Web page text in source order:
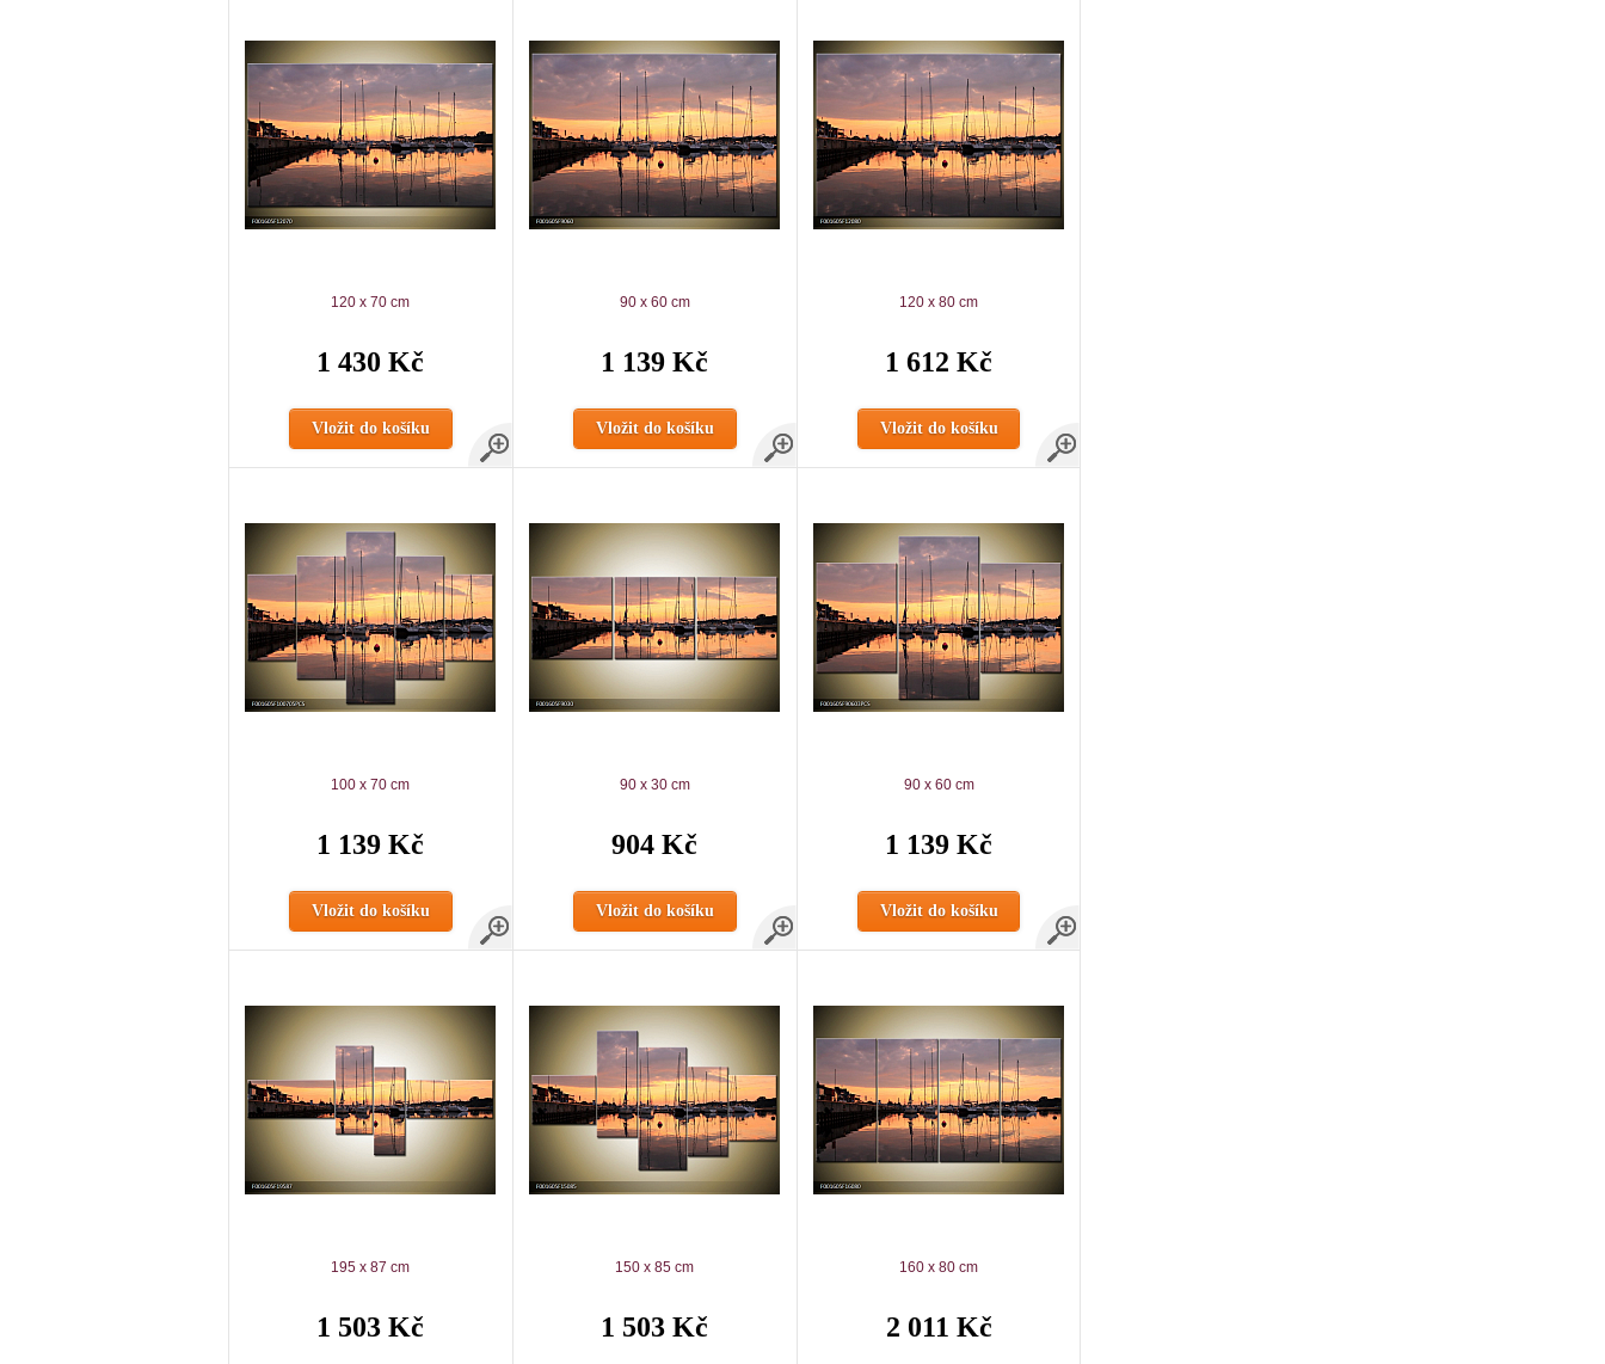
120 x 70 cm
1 430 Kč
Vložit do košíku
90 x 60 cm
1 139 Kč
Vložit do košíku
120 x 80 cm
1 612 Kč
Vložit do košíku
100 x 70 cm
1 139 Kč
Vložit do košíku
90 x 30 cm
904 Kč
Vložit do košíku
90 x 60 cm
1 139 Kč
Vložit do košíku
195 x 87 cm
1 503 Kč
150 x 85 cm
1 503 Kč
160 x 80 cm
2 011 Kč